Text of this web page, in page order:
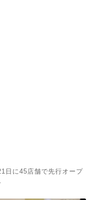
日に45店舗で先行オープ